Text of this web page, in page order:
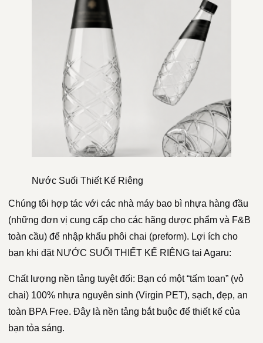
Nước Suối Thiết Kế Riêng
Chúng tôi hợp tác với các nhà máy bao bì nhựa hàng đầu
(những đơn vị cung cấp cho các hãng dược phẩm và F&B
toàn cầu) để nhập khẩu phôi chai (preform). Lợi ích cho
bạn khi đặt NƯỚC SUỐI THIẾT KẾ RIÊNG tại Agaru:
Chất lượng nền tảng tuyệt đối: Bạn có một “tấm toan” (vỏ
chai) 100% nhựa nguyên sinh (Virgin PET), sạch, đẹp, an
toàn BPA Free. Đây là nền tảng bắt buộc để thiết kế của
bạn tỏa sáng.